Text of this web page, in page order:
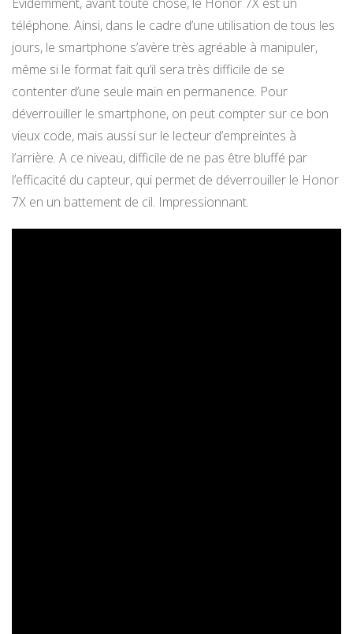
téléphone. Ainsi, dans le cadre d’une utilisation de tous les
jours, le smartphone s’avère très agréable à manipuler,
même si le format fait qu’il sera très difficile de se
contenter d’une seule main en permanence. Pour
déverrouiller le smartphone, on peut compter sur ce bon
vieux code, mais aussi sur le lecteur d’empreintes à
l’arrière. A ce niveau, difficile de ne pas être bluffé par
l’efficacité du capteur, qui permet de déverrouiller le Honor
7X en un battement de cil. Impressionnant.